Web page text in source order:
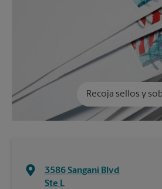
Recoja sellos y
3586 Sangani Blvd
Ste L